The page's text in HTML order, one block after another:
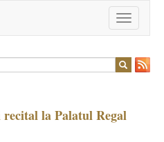
Toggle
navigation
la Palatul Regal